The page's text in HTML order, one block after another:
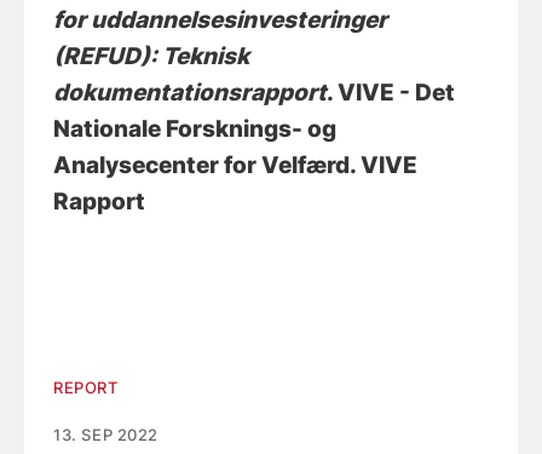
for uddannelsesinvesteringer
(REFUD): Teknisk
dokumentationsrapport. VIVE - Det
Nationale Forsknings- og
Analysecenter for Velfærd. VIVE
Rapport
REPORT
13. SEP 2022